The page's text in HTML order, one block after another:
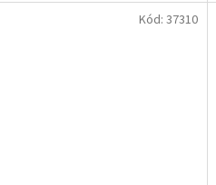
Kód: 37310